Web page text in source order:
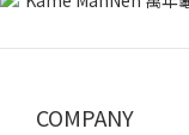
COMPANY